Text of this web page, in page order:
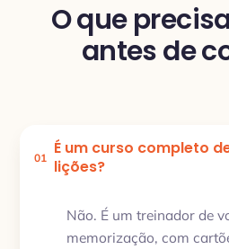
O que
antes de
01 É um curso completo
lições?
Não. É um treinador de
memorização, com